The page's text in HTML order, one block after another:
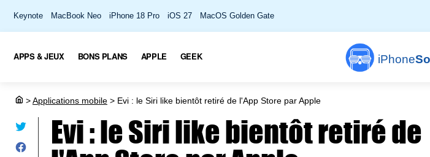
Keynote MacBook Neo iPhone 18 Pro iOS 27 MacOS Golden Gate
iPhone
APPS & JEUX BONS PLANS APPLE GEEK
>Applications mobile > Evi : le Siri like bientôt retiré de l'App Store par Apple
Evi : le Siri like bientôt retiré de